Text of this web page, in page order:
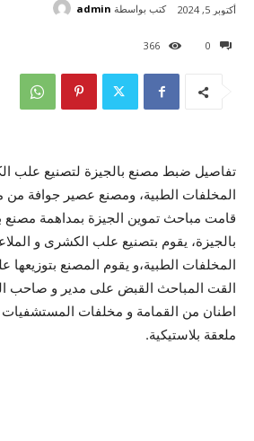
0
366
أكتوبر 5, 2024 كتب بواسطة admin
تفاصيل ضبط مصنع بالجيزة لتصنيع علب
المخلفات الطبية، ومصنع عصير جوافة
قامت مباحث تموين الجيزة بمداهمة مصنع
بالجيزة، يقوم بتصنيع علب الكشرى و
المخلفات الطبية،و يقوم المصنع
ملعقة بلاستيكية.